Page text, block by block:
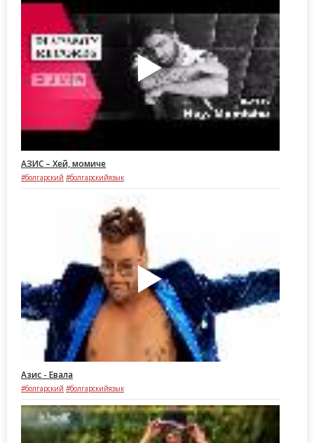
АЗИС – Хей, момиче
#болгарский #болгарскийязык
Азис - Евала
#болгарский #болгарскийязык